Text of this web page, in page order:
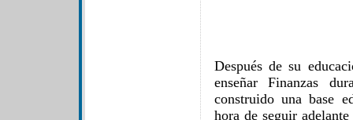
Después de su
enseñar Finanzas
construido una base
hora de seguir